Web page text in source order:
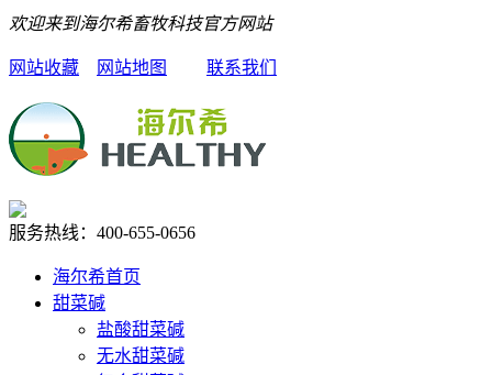
欢迎来到海尔希畜牧科技官方网站
网站收藏 网站地图 联系我们
服务热线： 400-655-0656
海尔希首页
甜菜碱
盐酸甜菜碱
无水甜菜碱